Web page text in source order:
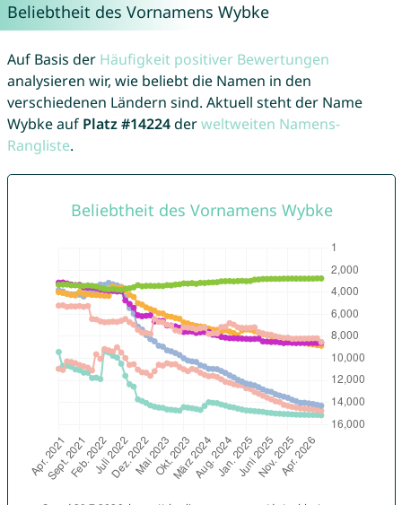
Beliebtheit des Vornamens Wybke
Auf Basis der Häufigkeit positiver Bewertungen
analysieren wir, wie beliebt die Namen in den
verschiedenen Ländern sind. Aktuell steht der Name
Wybke auf Platz #14224derweltweiten Namens-
Rangliste.